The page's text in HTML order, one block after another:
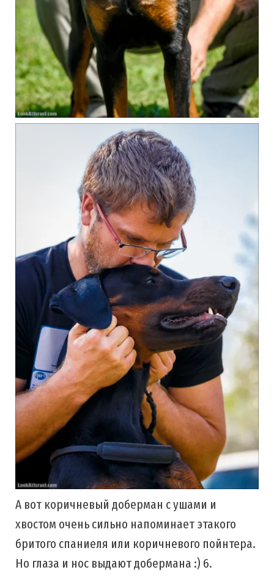
А вот коричневый доберман с ушами и
хвостом очень сильно напоминает этакого
бритого спаниеля или коричневого пойнтера.
Но глаза и нос выдают добермана :) 6.